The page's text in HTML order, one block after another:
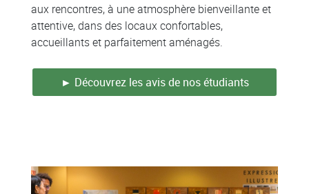
aux rencontres, à une atmosphère bienveillante et
attentive, dans des locaux confortables,
accueillants et parfaitement aménagés.
► Découvrez les avis de nos étudiants
Colonne